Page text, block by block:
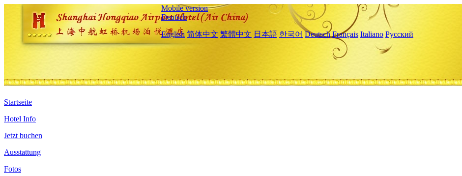
Mobile version
Deutsch
English 简体中文 繁體中文 日本語 한국어 Deutsch Français Italiano Русский
Startseite
Hotel Info
Jetzt buchen
Ausstattung
Fotos